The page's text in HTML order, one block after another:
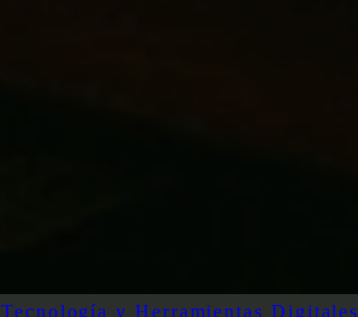
Tecnología y Herramientas Digitales